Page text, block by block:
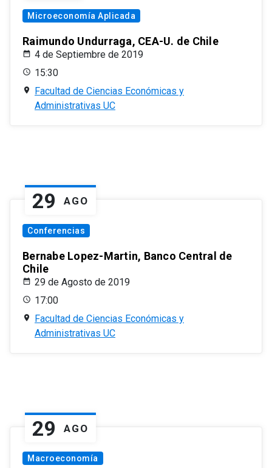
Microeconomía Aplicada
Raimundo Undurraga, CEA-U. de Chile
4 de Septiembre de 2019
15:30
Facultad de Ciencias Económicas y
Administrativas UC
29 AGO
Conferencias
Bernabe Lopez-Martin, Banco Central de
Chile
29 de Agosto de 2019
17:00
Facultad de Ciencias Económicas y
Administrativas UC
29 AGO
Macroeconomía